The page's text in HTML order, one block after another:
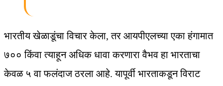
भारतीय खेळाडूंचा विचार केला, तर आयपीएलच्या एका हंगामात
७०० किंवा त्याहून अधिक धावा करणारा वैभव हा भारताचा
केवळ ५ वा फलंदाज ठरला आहे. यापूर्वी भारताकडून विराट